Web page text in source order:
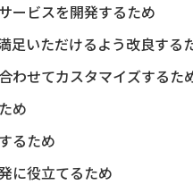
ービスを開発するため
足いただけるよう改良する
わせてカスタマイズするた
め
るため
に役立てるため